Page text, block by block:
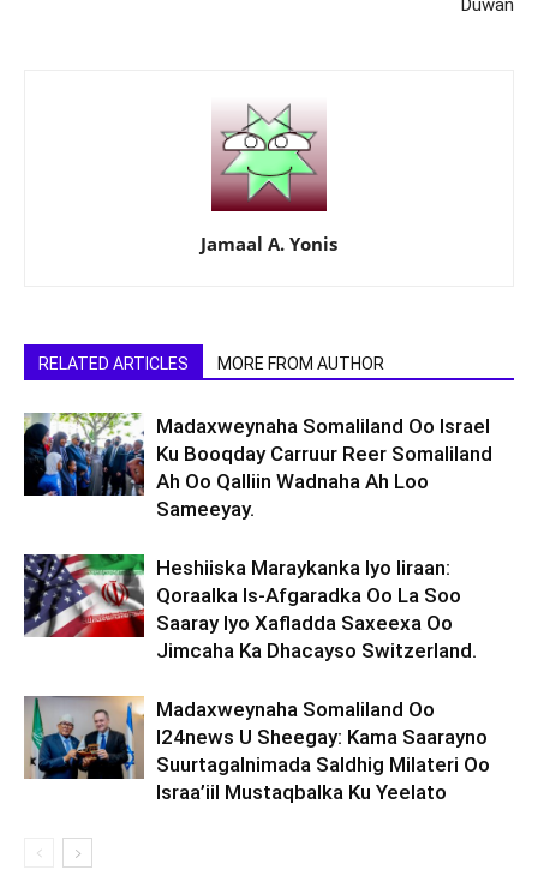
Duwan
Jamaal A. Yonis
RELATED ARTICLES MORE FROM AUTHOR
Madaxweynaha Somaliland Oo Israel
Ku Booqday Carruur Reer Somaliland
Ah Oo Qalliin Wadnaha Ah Loo
Sameeyay.
Heshiiska Maraykanka Iyo Iiraan:
Qoraalka Is-Afgaradka Oo La Soo
Saaray Iyo Xafladda Saxeexa Oo
Jimcaha Ka Dhacayso Switzerland.
Madaxweynaha Somaliland Oo
I24news U Sheegay: Kama Saarayno
Suurtagalnimada Saldhig Milateri Oo
Israa’iil Mustaqbalka Ku Yeelato